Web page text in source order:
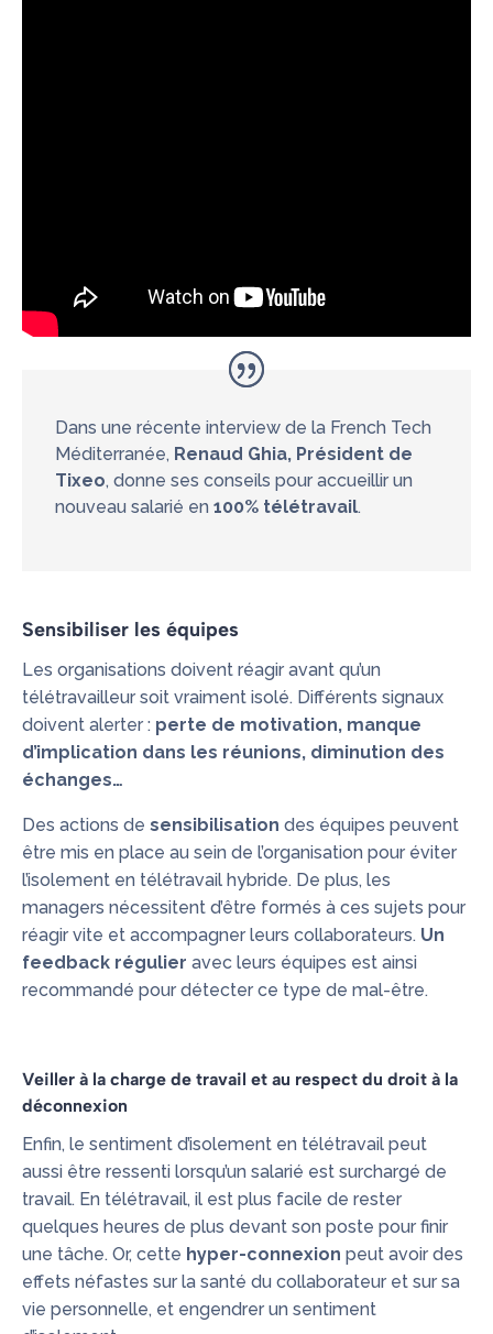
Dans une récente interview de la French Tech
Méditerranée, Renaud Ghia, Président de
Tixeo, donne ses conseils pour accueillir un
nouveau salarié en 100% télétravail.
Sensibiliser les équipes
Les organisations doivent réagir avant qu’un
télétravailleur soit vraiment isolé. Différents signaux
doivent alerter : perte de motivation, manque
d’implication dans les réunions, diminution des
échanges…
Des actions de sensibilisation des équipes peuvent
être mis en place au sein de l’organisation pour éviter
l’isolement en télétravail hybride. De plus, les
managers nécessitent d’être formés à ces sujets pour
réagir vite et accompagner leurs collaborateurs. Un
feedback régulier avec leurs équipes est ainsi
recommandé pour détecter ce type de mal-être.
Veiller à la charge de travail et au respect du droit à la
déconnexion
Enfin, le sentiment d’isolement en télétravail peut
aussi être ressenti lorsqu’un salarié est surchargé de
travail. En télétravail, il est plus facile de rester
quelques heures de plus devant son poste pour finir
une tâche. Or, cette hyper-connexion peut avoir des
effets néfastes sur la santé du collaborateur et sur sa
vie personnelle, et engendrer un sentiment